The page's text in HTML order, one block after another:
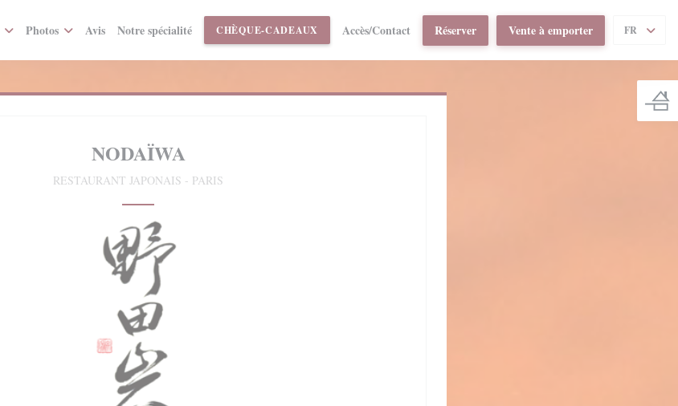
Photos Avis Notre spécialité CHÈQUE-CADEAUX ((OUVRE UNE NOUVELLE FENÊTRE))
Accès/Contact Réserver Vente à emporter FR
NODAÏWA
RESTAURANT JAPONAIS - PARIS